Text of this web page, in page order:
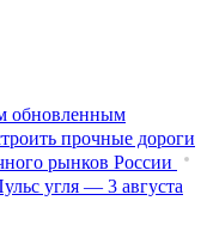
обновленным
прочные дороги
рынков России
угля — 3 августа